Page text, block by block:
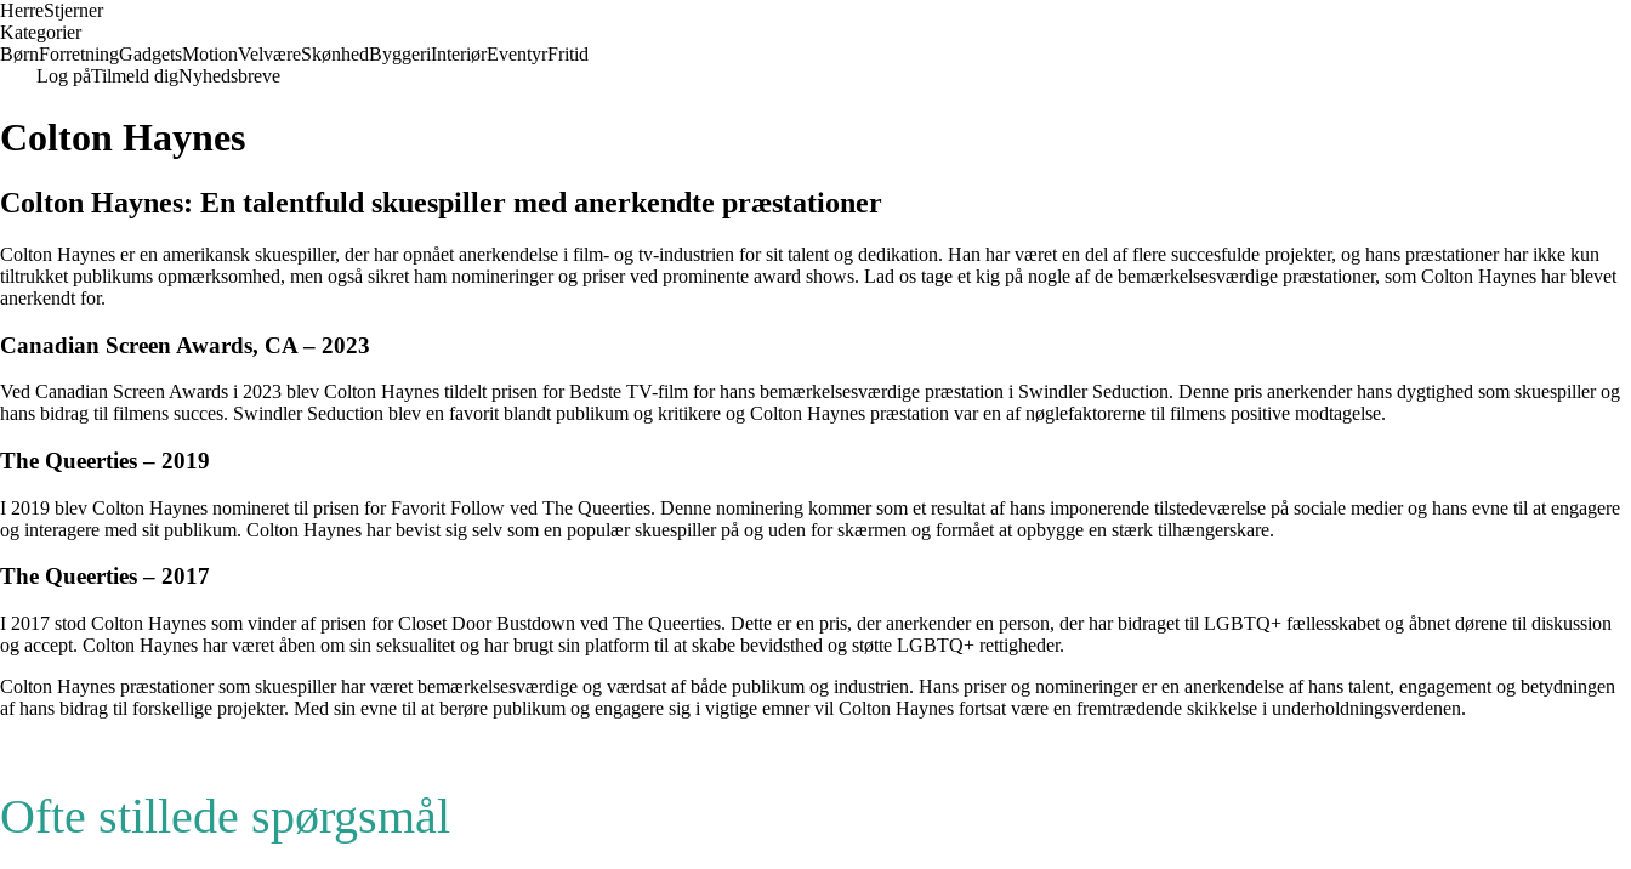
HerreStjerner
Kategorier
BørnForretningGadgetsMotionVelværeSkønhedByggeriInteriørEventyrFritid
Log påTilmeld digNyhedsbreve
Colton Haynes
Colton Haynes: En talentfuld skuespiller med anerkendte præstationer
Colton Haynes er en amerikansk skuespiller, der har opnået anerkendelse i film- og tv-industrien for sit talent og dedikation. Han har været en del af flere succesfulde projekter, og hans præstationer har ikke kun
tiltrukket publikums opmærksomhed, men også sikret ham nomineringer og priser ved prominente award shows. Lad os tage et kig på nogle af de bemærkelsesværdige præstationer, som Colton Haynes har blevet
anerkendt for.
Canadian Screen Awards, CA – 2023
Ved Canadian Screen Awards i 2023 blev Colton Haynes tildelt prisen for Bedste TV-film for hans bemærkelsesværdige præstation i Swindler Seduction. Denne pris anerkender hans dygtighed som skuespiller og
hans bidrag til filmens succes. Swindler Seduction blev en favorit blandt publikum og kritikere og Colton Haynes præstation var en af nøglefaktorerne til filmens positive modtagelse.
The Queerties – 2019
I 2019 blev Colton Haynes nomineret til prisen for Favorit Follow ved The Queerties. Denne nominering kommer som et resultat af hans imponerende tilstedeværelse på sociale medier og hans evne til at engagere
og interagere med sit publikum. Colton Haynes har bevist sig selv som en populær skuespiller på og uden for skærmen og formået at opbygge en stærk tilhængerskare.
The Queerties – 2017
I 2017 stod Colton Haynes som vinder af prisen for Closet Door Bustdown ved The Queerties. Dette er en pris, der anerkender en person, der har bidraget til LGBTQ+ fællesskabet og åbnet dørene til diskussion
og accept. Colton Haynes har været åben om sin seksualitet og har brugt sin platform til at skabe bevidsthed og støtte LGBTQ+ rettigheder.
Colton Haynes præstationer som skuespiller har været bemærkelsesværdige og værdsat af både publikum og industrien. Hans priser og nomineringer er en anerkendelse af hans talent, engagement og betydningen
af hans bidrag til forskellige projekter. Med sin evne til at berøre publikum og engagere sig i vigtige emner vil Colton Haynes fortsat være en fremtrædende skikkelse i underholdningsverdenen.
Ofte stillede spørgsmål